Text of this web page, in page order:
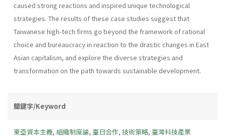
caused strong reactions and inspired unique technological
strategies. The results of these case studies suggest that
Taiwanese high-tech firms go beyond the framework of rational
choice and bureaucracy in reaction to the drastic changes in East
Asian capitalism, and explore the diverse strategies and
transformation on the path towards sustainable development.
關鍵字/Keyword
東亞資本主義, 組織制度論, 臺日合作, 技術策略, 臺灣科技產業